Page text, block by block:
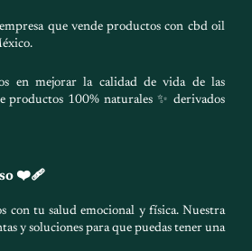
que vende productos con cbd oil
en mejorar la calidad de vida de las
productos 100% naturales ✨ derivados
❤️‍🩹
con tu salud emocional y física. Nuestra
y soluciones para que puedas tener una